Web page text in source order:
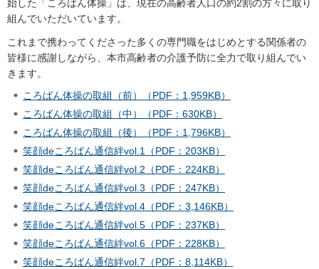
始した「ころばん体操」は、現在の高齢者人口の約2割の方々に取り
組んでいただいています。
これまで携わってくださった多くの専門職をはじめとする関係者の
皆様に感謝しながら、本市高齢者の介護予防に全力で取り組んでい
きます。
ころばん体操の取組（前）（PDF：1,959KB）
ころばん体操の取組（中）（PDF：630KB）
ころばん体操の取組（後）（PDF：1,796KB）
笑顔deころばん通信絆vol.1（PDF：203KB）
笑顔deころばん通信絆vol.2（PDF：224KB）
笑顔deころばん通信絆vol.3（PDF：247KB）
笑顔deころばん通信絆vol.4（PDF：3,146KB）
笑顔deころばん通信絆vol.5（PDF：237KB）
笑顔deころばん通信絆vol.6（PDF：228KB）
笑顔deころばん通信絆vol.7（PDF：8,114KB）